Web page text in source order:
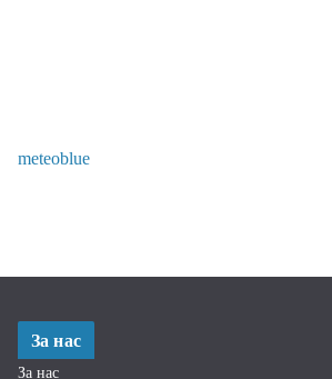
meteoblue
За нас
За нас